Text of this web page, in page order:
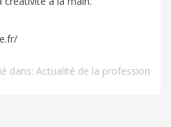
dans: Actualité de la profession